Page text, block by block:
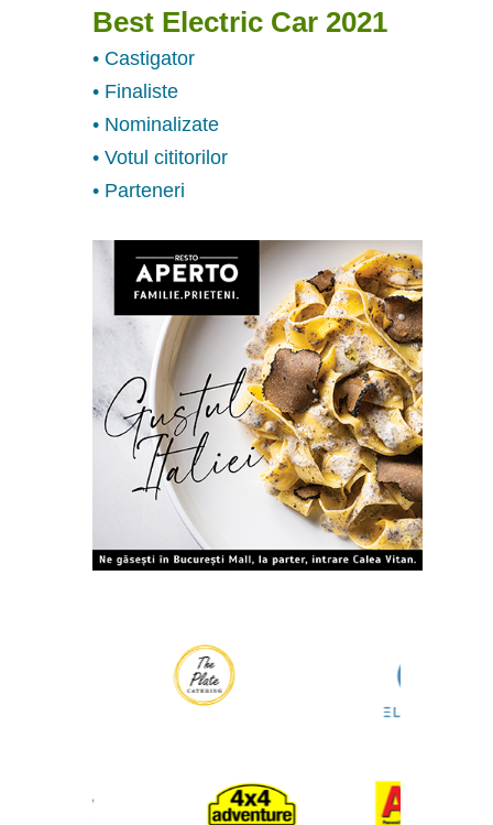
Best Electric Car 2021
• Castigator
• Finaliste
• Nominalizate
• Votul cititorilor
• Parteneri